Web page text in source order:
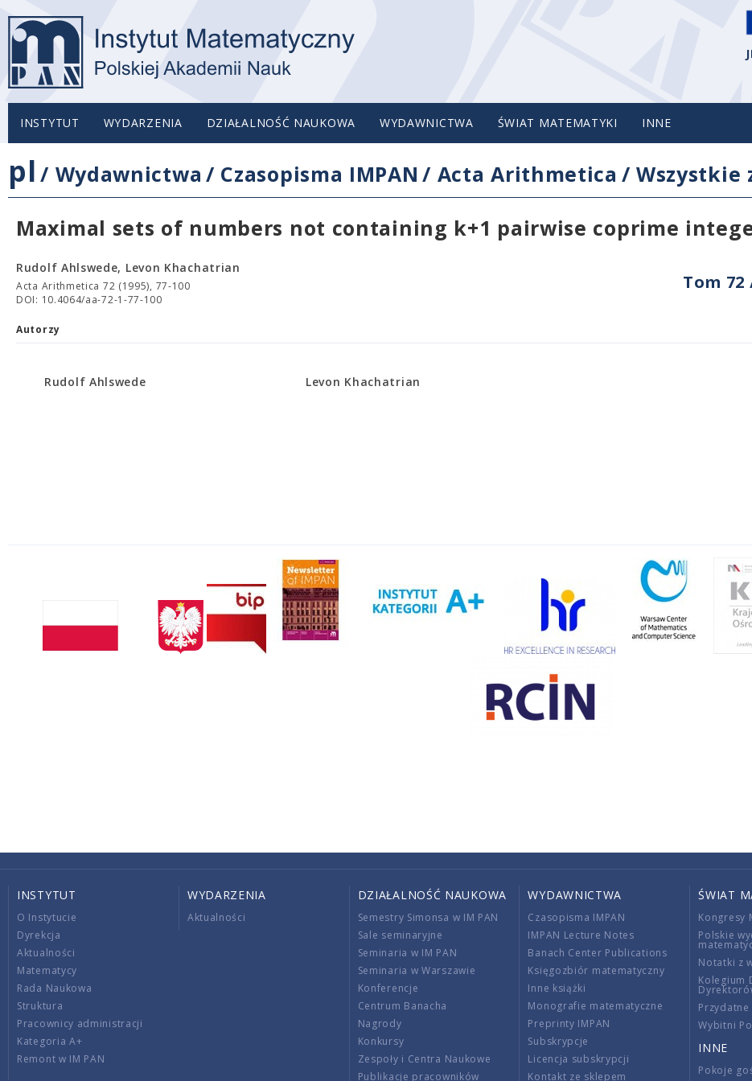
INSTYTUT WYDARZENIA DZIAŁALNOŚĆ NAUKOWA WYDAWNICTWA ŚWIAT MATEMATYKI INNE
pl / Wydawnictwa / Czasopisma IMPAN / Acta Arithmetica / Wszystkie
Maximal sets of numbers not containing k+1 pairwise coprime
Tom 72
Rudolf Ahlswede, Levon Khachatrian
Acta Arithmetica 72 (1995), 77-100
DOI: 10.4064/aa-72-1-77-100
Autorzy
Rudolf Ahlswede Levon Khachatrian
INSTYTUT
O Instytucie
Dyrekcja
Aktualności
Matematycy
Rada Naukowa
Struktura
Pracownicy administracji
Kategoria A+
Remont w IM PAN
WYDARZENIA
Aktualności
DZIAŁALNOŚĆ NAUKOWA
Semestry Simonsa w IM PAN
Sale seminaryjne
Seminaria w IM PAN
Seminaria w Warszawie
Konferencje
Centrum Banacha
Nagrody
Konkursy
Zespoły i Centra Naukowe
Publikacje pracowników
WYDAWNICTWA
Czasopisma IMPAN
IMPAN Lecture Notes
Banach Center Publications
Księgozbiór matematyczny
Inne książki
Monografie matematyczne
Preprinty IMPAN
Subskrypcje
Licencja subskrypcji
Kontakt ze sklepem
ŚWIAT
Kongresy
Polskie
Notatki z
Kolegium
Przydatne
Wybitni
INNE
Pokoje